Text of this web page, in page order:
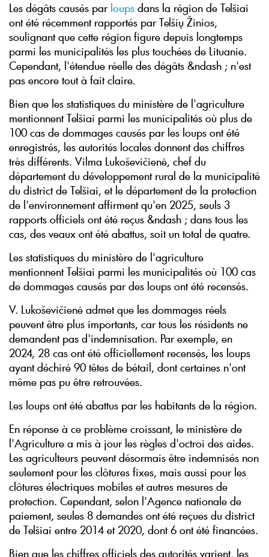
Les dégâts causés par loups dans la région de Telšiai
ont été récemment rapportés par Telšių Žinios,
soulignant que cette région figure depuis longtemps
parmi les municipalités les plus touchées de Lituanie.
Cependant, l'étendue réelle des dégâts &ndash ; n'est
pas encore tout à fait claire.
Bien que les statistiques du ministère de l'agriculture
mentionnent Telšiai parmi les municipalités où plus de
100 cas de dommages causés par les loups ont été
enregistrés, les autorités locales donnent des chiffres
très différents. Vilma Lukoševičienė, chef du
département du développement rural de la municipalité
du district de Telšiai, et le département de la protection
de l'environnement affirment qu'en 2025, seuls 3
rapports officiels ont été reçus &ndash ; dans tous les
cas, des veaux ont été abattus, soit un total de quatre.
Les statistiques du ministère de l'agriculture
mentionnent Telšiai parmi les municipalités où 100 cas
de dommages causés par des loups ont été recensés.
V. Lukoševičienė admet que les dommages réels
peuvent être plus importants, car tous les résidents ne
demandent pas d'indemnisation. Par exemple, en
2024, 28 cas ont été officiellement recensés, les loups
ayant déchiré 90 têtes de bétail, dont certaines n'ont
même pas pu être retrouvées.
Les loups ont été abattus par les habitants de la région.
En réponse à ce problème croissant, le ministère de
l'Agriculture a mis à jour les règles d'octroi des aides.
Les agriculteurs peuvent désormais être indemnisés non
seulement pour les clôtures fixes, mais aussi pour les
clôtures électriques mobiles et autres mesures de
protection. Cependant, selon l'Agence nationale de
paiement, seules 8 demandes ont été reçues du district
de Telšiai entre 2014 et 2020, dont 6 ont été financées.
Bien que les chiffres officiels des autorités varient, les